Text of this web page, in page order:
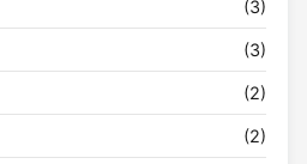
(3)
(3)
(2)
(2)